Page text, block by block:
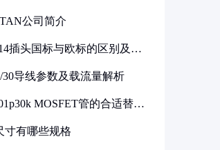
公司简介
插头国标与欧标的区别及其
30导线参数及载流量解析
MOSFET管的合适替代
寸有哪些规格